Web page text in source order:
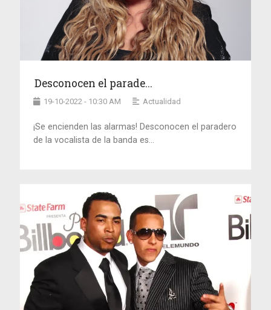
Desconocen el parade...
19-10-2022 - 10:30 AM Actualidad
¡Se encienden las alarmas! Desconocen el paradero
de la vocalista de la banda es...